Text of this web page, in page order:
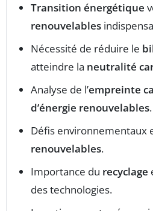
Transition énergétique
renouvelables
Nécessité de réduire le
atteindre la neutralité
Analyse de l’empreinte
d’énergie renouvelables.
Défis environnementaux
renouvelables.
Importance du recyclage
des technologies.